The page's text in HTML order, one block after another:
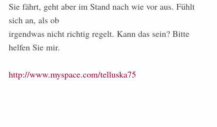
Sie fährt, geht aber im Stand nach wie vor aus. Fühlt
sich an, als ob
irgendwas nicht richtig regelt. Kann das sein? Bitte
helfen Sie mir.
http://www.myspace.com/telluska75